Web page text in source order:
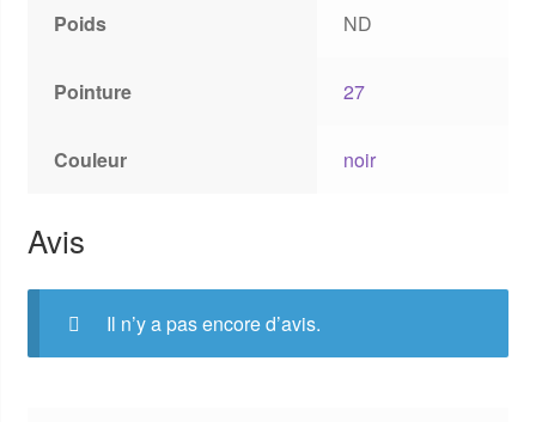
Poids ND
Pointure 27
Couleur noir
Avis
Il n’y a pas encore d’avis.